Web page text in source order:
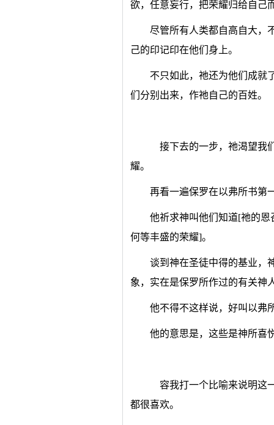
欲，任意妄行，把荣耀归给自己
尽管所有人类都自高自大，
己的印记印在他们身上。
不只如此，祂还为他们成就
们分别出来，作祂自己的百姓。
接下去的一步，祂渴望我
耀。
再看一遍保罗在以弗所书第
他祈求神叫他们知道[祂的
何等丰盛的荣耀]。
谈到神在圣徒中得的基业，
象，实在是保罗所作过的有关神
他不得不这样说，好叫以弗
他的意思是，这些是神所喜
容我打一个比喻来说明这
都很喜欢。